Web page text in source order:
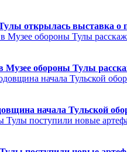
открылась выставка о
Музее обороны Тулы
начала Тульской